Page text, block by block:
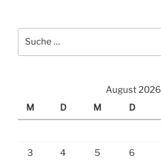
Suche
August 2026
M
D M D
3 4 5 6